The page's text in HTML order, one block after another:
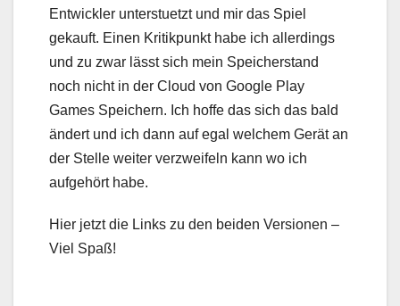
Entwickler unterstuetzt und mir das Spiel
gekauft. Einen Kritikpunkt habe ich allerdings
und zu zwar lässt sich mein Speicherstand
noch nicht in der Cloud von Google Play
Games Speichern. Ich hoffe das sich das bald
ändert und ich dann auf egal welchem Gerät an
der Stelle weiter verzweifeln kann wo ich
aufgehört habe.
Hier jetzt die Links zu den beiden Versionen –
Viel Spaß!